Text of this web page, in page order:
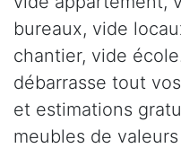
bureaux, vide
chantier, vide
débarrasse tout
et estimations
meubles de valeurs